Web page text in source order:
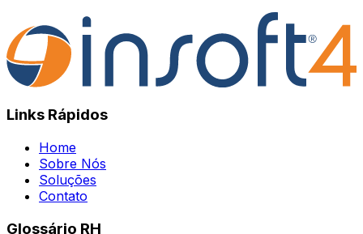
Links Rápidos
Home
Sobre Nós
Soluções
Contato
Glossário RH